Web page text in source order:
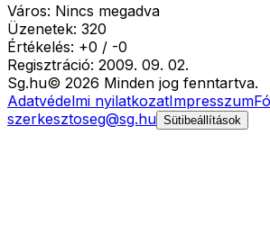
Város: Nincs megadva
Üzenetek: 320
Értékelés: +0 / -0
Regisztráció: 2009. 09. 02.
Sg.hu© 2026 Minden jog fenntartva.
Adatvédelmi nyilatkozatImpresszum
szerkesztoseg@sg.hu Sütibeállítások